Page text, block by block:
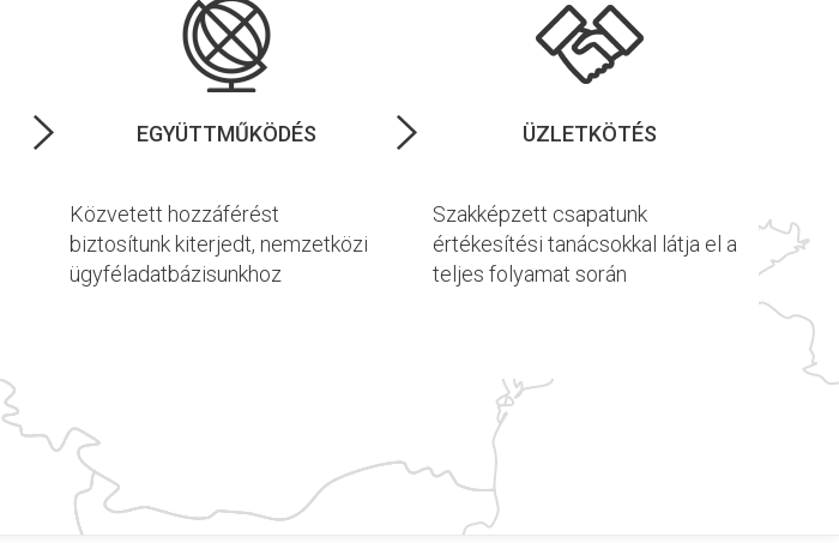
EGYÜTTMŰKÖDÉS
Közvetett hozzáférést
biztosítunk kiterjedt, nemzetközi
ügyféladatbázisunkhoz
ÜZLETKÖTÉS
Szakképzett csapatunk
értékesítési tanácsokkal látja el a
teljes folyamat során